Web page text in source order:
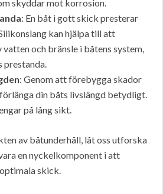
skyddar mot korrosion.
: En båt i gott skick presterar
kan hjälpa till att
och bränsle i båtens system,
prestanda.
: Genom att förebygga skador
din båts livslängd betydligt.
på lång sikt.
av båtunderhåll, låt oss utforska
en nyckelkomponent i att
skick.